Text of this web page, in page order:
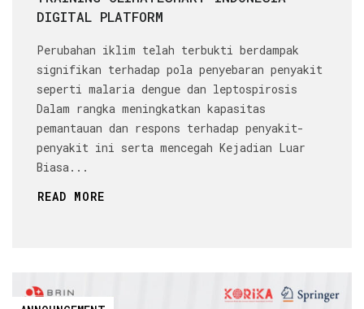
DIGITAL PLATFORM
Perubahan iklim telah terbukti berdampak
signifikan terhadap pola penyebaran penyakit
seperti malaria dengue dan leptospirosis
Dalam rangka meningkatkan kapasitas
pemantauan dan respons terhadap penyakit-
penyakit ini serta mencegah Kejadian Luar
Biasa...
READ MORE